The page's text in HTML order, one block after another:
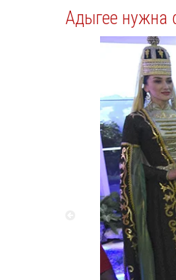
Адыгее нужна